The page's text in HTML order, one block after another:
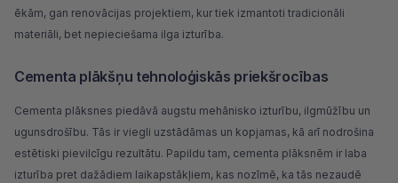
ēkām, gan renovācijas projektiem, kur tiek izmantoti tradicionāli
materiāli, bet nepieciešama ilga izturība.
Cementa plākšņu tehnoloģiskās priekšrocības
Cementa plāksnes piedāvā augstu mehānisko izturību, ilgmūžību un
ugunsdrošību. Tās ir viegli uzstādāmas un kopjamas, kā arī nodrošina
estētiski pievilcīgu rezultātu. Papildu tam, cementa plāksnēm ir laba
izturība pret dažādiem laikapstākļiem, kas nozīmē, ka tās nezaudē